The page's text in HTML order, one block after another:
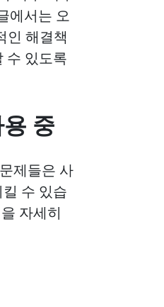
에서는 오
인 해결책
수 있도록
중
제들은 사
수 있습
자세히